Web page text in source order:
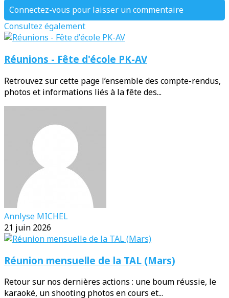
Connectez-vous pour laisser un commentaire
Consultez également
Réunions - Fête d'école PK-AV
Retrouvez sur cette page l’ensemble des compte-rendus,
photos et informations liés à la fête des...
Annlyse MICHEL
21 juin 2026
Réunion mensuelle de la TAL (Mars)
Retour sur nos dernières actions : une boum réussie, le
karaoké, un shooting photos en cours et...